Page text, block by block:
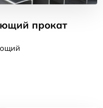
прокат